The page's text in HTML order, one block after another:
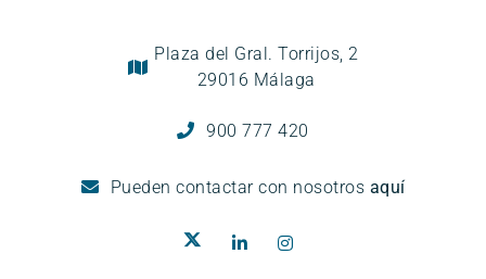
Plaza del Gral. Torrijos, 2
29016 Málaga
900 777 420
Pueden contactar con nosotros aquí